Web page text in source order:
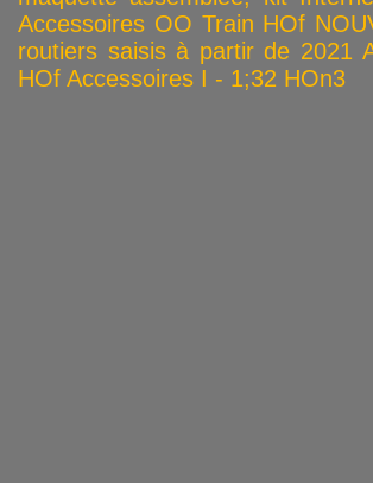
Accessoires OO Train HOf
routiers saisis à partir de 2021
HOf Accessoires I - 1;32 HOn3